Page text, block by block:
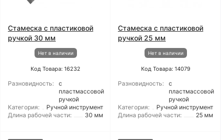
Стамеска с пластиковой
ручкой 30 мм
Нет в наличии
Код Товара: 16232
Разновидность:
с
пластмассовой
ручкой
Категория:
Ручной инструмент
Длина рабочей части:
30 мм
Стамеска с пластиковой
ручкой 25 мм
Нет в наличии
Код Товара: 14079
Разновидность:
с
пластмассовой
ручкой
Категория:
Ручной инструмент
Длина рабочей части:
25 мм